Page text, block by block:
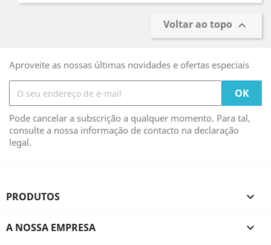
Voltar ao topo 
Aproveite as nossas últimas novidades e ofertas especiais
Pode cancelar a subscrição a qualquer momento. Para tal,
consulte a nossa informação de contacto na declaração
legal.
PRODUTOS 
A NOSSA EMPRESA 